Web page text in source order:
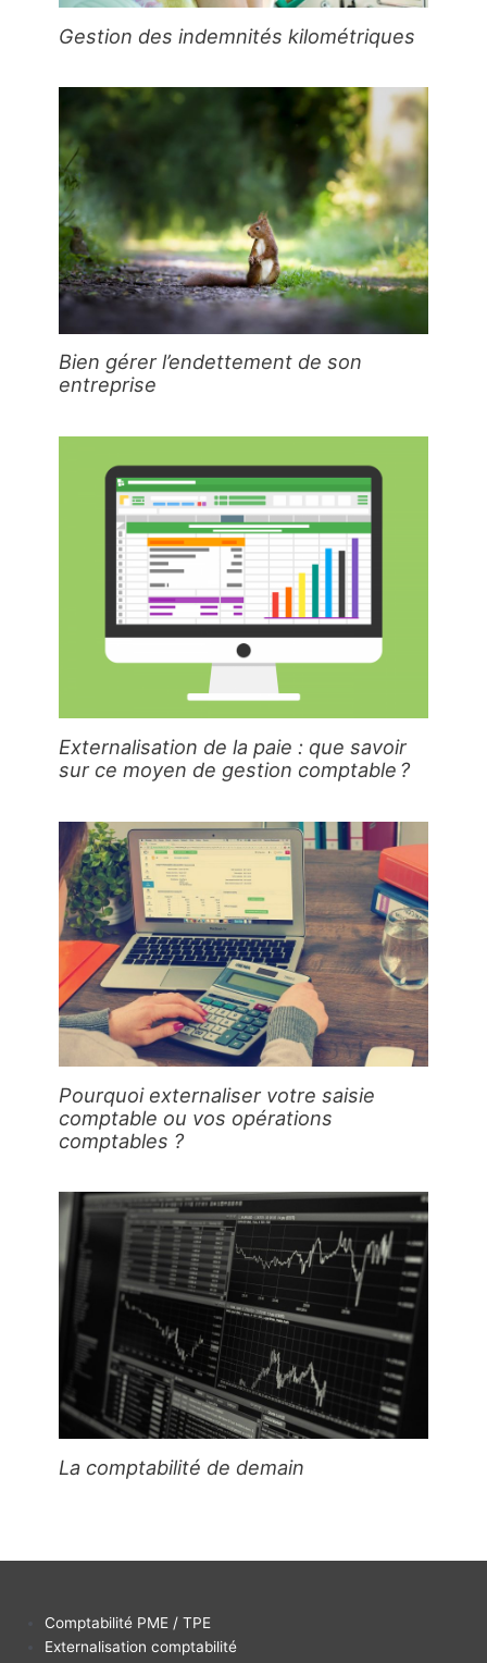
Gestion des indemnités kilométriques
Bien gérer l’endettement de son
entreprise
Externalisation de la paie : que savoir
sur ce moyen de gestion comptable ?
Pourquoi externaliser votre saisie
comptable ou vos opérations
comptables ?
La comptabilité de demain
Comptabilité PME / TPE
Externalisation comptabilité